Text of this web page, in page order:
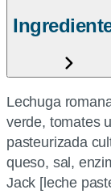
Lechuga
verde, tomates
pasteurizada
queso, sal,
Jack [leche